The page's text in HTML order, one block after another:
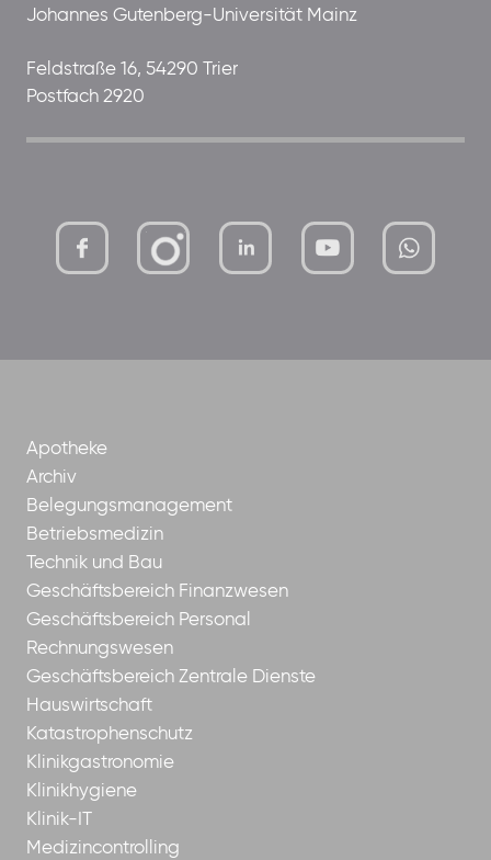
Johannes Gutenberg-Universität Mainz
Feldstraße 16, 54290 Trier
Postfach 2920
mutterhaus-xMBTtqOwC1KKBww
Apotheke
Archiv
Belegungsmanagement
Betriebsmedizin
Technik und Bau
Geschäftsbereich Finanzwesen
Geschäftsbereich Personal
Rechnungswesen
Geschäftsbereich Zentrale Dienste
Hauswirtschaft
Katastrophenschutz
Klinikgastronomie
Klinikhygiene
Klinik-IT
Medizincontrolling